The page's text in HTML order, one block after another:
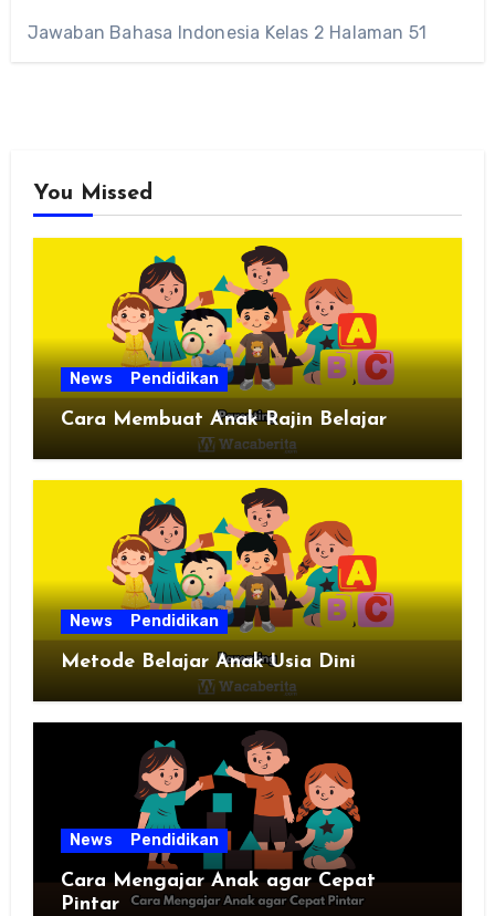
Jawaban Bahasa Indonesia Kelas 2 Halaman 51
You Missed
News Pendidikan
Cara Membuat Anak Rajin Belajar
News Pendidikan
Metode Belajar Anak Usia Dini
News Pendidikan
Cara Mengajar Anak agar Cepat
Pintar